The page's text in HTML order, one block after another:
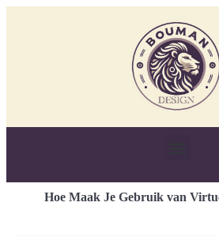
Hoe Maak Je Gebruik van